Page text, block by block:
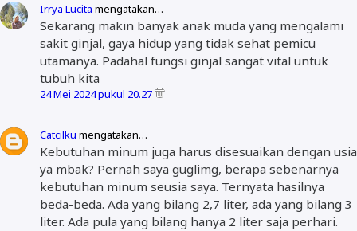
Irrya Lucita mengatakan…
Sekarang makin banyak anak muda yang mengalami
sakit ginjal, gaya hidup yang tidak sehat pemicu
utamanya. Padahal fungsi ginjal sangat vital untuk
tubuh kita
24 Mei 2024 pukul 20.27
Catcilku mengatakan…
Kebutuhan minum juga harus disesuaikan dengan usia
ya mbak? Pernah saya guglimg, berapa sebenarnya
kebutuhan minum seusia saya. Ternyata hasilnya
beda-beda. Ada yang bilang 2,7 liter, ada yang bilang 3
liter. Ada pula yang bilang hanya 2 liter saja perhari.